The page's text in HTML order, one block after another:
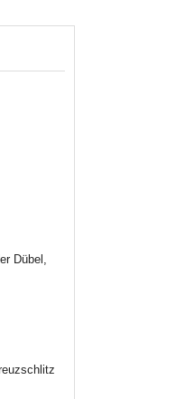
Dübel,